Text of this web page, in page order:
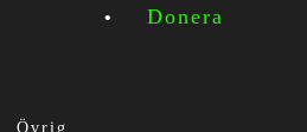
Donera
Övrig